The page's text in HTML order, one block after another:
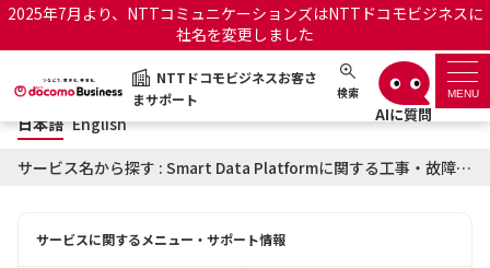
2025年7月より、NTTコミュニケーションズはNTTドコモビジネスに
社名を変更しました
NTTドコモビジネスお客さ
まサポート
検索 MENU
NTTドコモビジネスお客さまサポート 日本語 English
サポートトップ
日本語 English
サービス名から探す : Smart Data Platformに関する工事・故障情報
サービスに関するメニュー・サポート情報